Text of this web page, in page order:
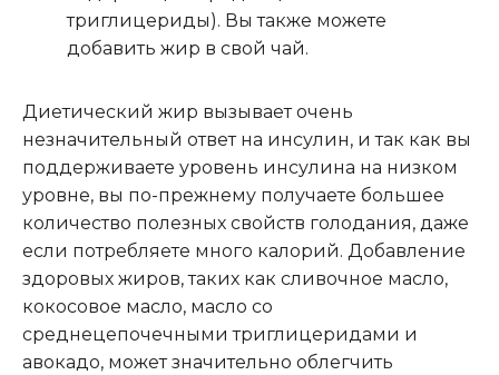
триглицериды). Вы также можете
добавить жир в свой чай.
Диетический жир вызывает очень
незначительный ответ на инсулин, и так как вы
поддерживаете уровень инсулина на низком
уровне, вы по-прежнему получаете большее
количество полезных свойств голодания, даже
если потребляете много калорий. Добавление
здоровых жиров, таких как сливочное масло,
кокосовое масло, масло со
среднецепочечными триглицеридами и
авокадо, может значительно облегчить